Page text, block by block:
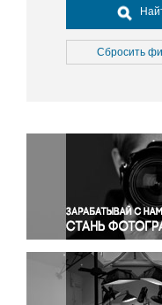
Досуг, туризм
Культура
Медицина
Окружающая
Политика
Правосудие
Происшествия
Религия
Светская
Спорт
Экология
Сбросить